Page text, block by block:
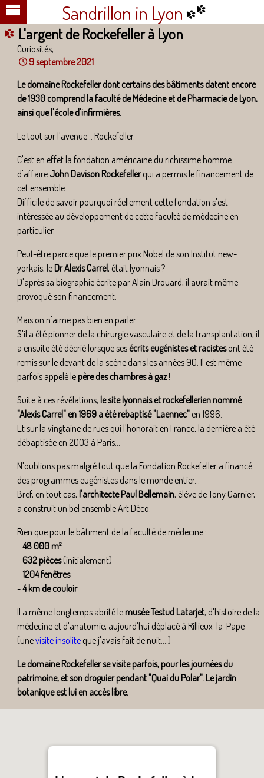
Sandrillon in Lyon
L'argent de Rockefeller à Lyon
Curiosités,
9 septembre 2021
Le domaine Rockefeller dont certains des bâtiments datent encore
de 1930 comprend la faculté de Médecine et de Pharmacie de Lyon,
ainsi que l'école d'infirmières.
Le tout sur l'avenue... Rockefeller.
C'est en effet la fondation américaine du richissime homme
d'affaire John Davison Rockefellerqui a permis le financement de
cet ensemble.
Difficile de savoir pourquoi réellement cette fondation s'est
intéressée au développement de cette faculté de médecine en
particulier.
Peut-être parce que le premier prix Nobel de son Institut new-
yorkais, le Dr Alexis Carrel, était lyonnais ?
D'après sa biographie écrite par Alain Drouard, il aurait même
provoqué son financement.
Mais on n'aime pas bien en parler...
S'il a été pionner de la chirurgie vasculaire et de la transplantation, il
a ensuite été décrié lorsque ses écrits eugénistes et racistesont été
remis sur le devant de la scène dans les années 90. Il est même
parfois appelé le père des chambres à gaz!
Suite à ces révélations, le site lyonnais et rockefellerien nommé
"Alexis Carrel" en 1969 a été rebaptisé "Laennec" en 1996.
Et sur la vingtaine de rues qui l'honorait en France, la dernière a été
débaptisée en 2003 à Paris...
N'oublions pas malgré tout que la Fondation Rockefeller a financé
des programmes eugénistes dans le monde entier...
Bref, en tout cas, l'architecte Paul Bellemain, élève de Tony Garnier,
a construit un bel ensemble Art Déco.
Rien que pour le bâtiment de la faculté de médecine :
-48 000 m²
- 632 pièces(initialement)
-1204 fenêtres
-4 km de couloir
Il a même longtemps abrité le musée Testud Latarjet, d'histoire de la
médecine et d'anatomie, aujourd'hui déplacé à Rillieux-la-Pape
(unevisite insolite que j'avais fait de nuit....)
Le domaine Rockefeller se visite parfois, pour les journées du
patrimoine, et son droguier pendant "Quai du Polar". Le jardin
botanique est lui en accès libre.